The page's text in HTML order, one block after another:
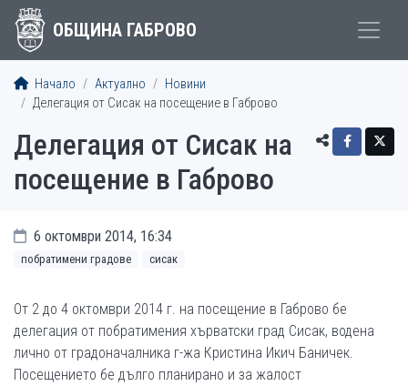
ОБЩИНА ГАБРОВО
Начало Актуално
Новини
Делегация от Сисак на посещение в Габрово
Делегация от Сисак на
посещение в Габрово
6 октомври 2014, 16:34
побратимени градове сисак
От 2 до 4 октомври 2014 г. на посещение в Габрово бе
делегация от побратимения хърватски град Сисак, водена
лично от градоначалника г-жа Кристина Икич Баничек.
Посещението бе дълго планирано и за жалост